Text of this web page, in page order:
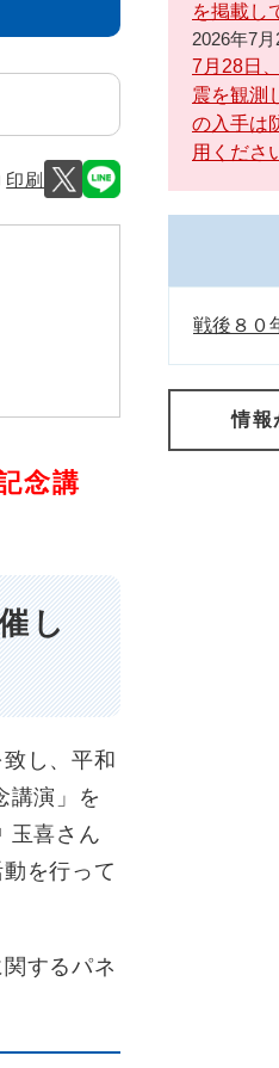
印刷
念講
し
し、平和
講演」を
玉喜さん
を行って
するパネ
を掲載し
2026年7
7月28日
震を観測
の入手は
用くださ
戦後８０
情報